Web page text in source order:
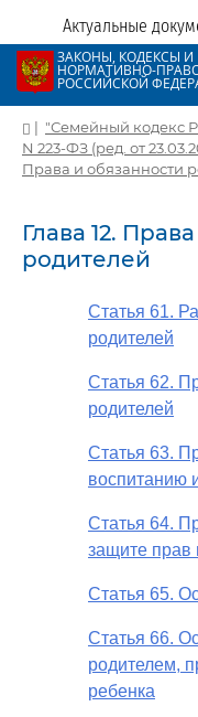
Актуальные
ЗАКОНЫ, КОДЕКСЫ И
НОРМАТИВНО-
РОССИЙСКОЙ
| "Семейный кодекс
N 223-ФЗ (ред. от
Права и обязанности
Глава 12.
родителей
Статья 61.
родителей
Статья 62.
родителей
Статья 63.
воспитанию
Статья 64.
защите прав
Статья 65.
Статья 66.
родителем,
ребенка